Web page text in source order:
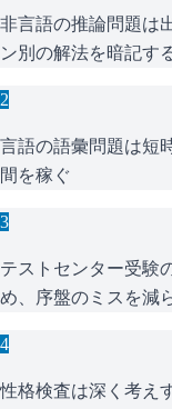
非言語の推論問題は
ン別の解法を暗記す
2
言語の語彙問題は短
間を稼ぐ
3
テストセンター受験
め、序盤のミスを減
4
性格検査は深く考え